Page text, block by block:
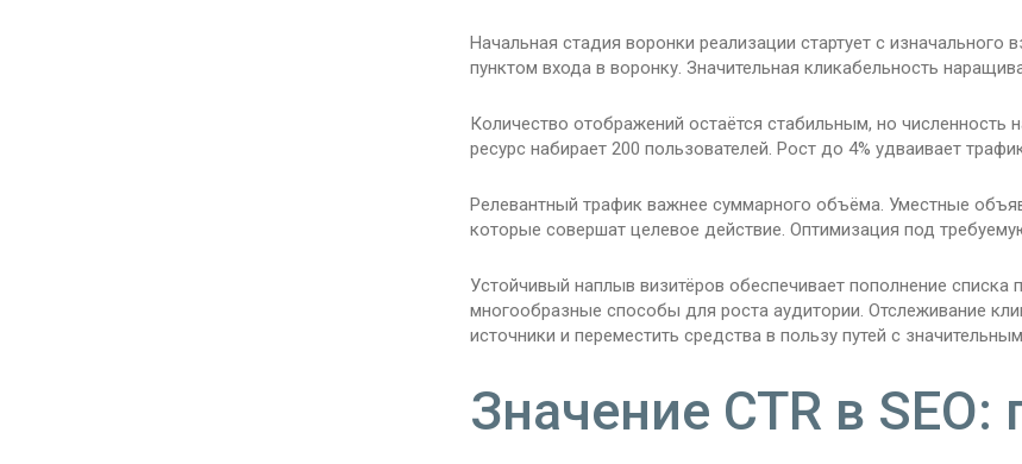
Начальная стадия воронки реализации стартует с
пунктом входа в воронку. Значительная кликабельность
Количество отображений остаётся стабильным, но численность
ресурс набирает 200 пользователей. Рост до 4% удваивает
Релевантный трафик важнее суммарного объёма. Уместные
которые совершат целевое действие. Оптимизация под
Устойчивый наплыв визитёров обеспечивает пополнение списка
многообразные способы для роста аудитории. Отслеживание
источники и переместить средства в пользу путей с
Значение CTR в